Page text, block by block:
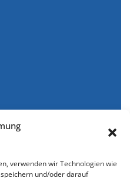
verwenden wir Technologien wie
und/oder darauf